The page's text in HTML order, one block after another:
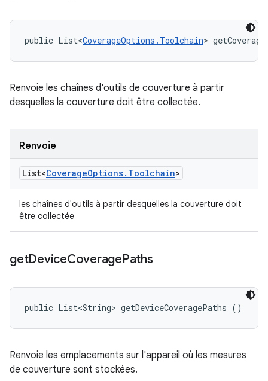
public List<CoverageOptions.Toolchain>
Renvoie les chaînes d'outils de couverture à partir
desquelles la couverture doit être collectée.
Renvoie
List<CoverageOptions. Toolchain>
les chaînes d'outils à partir desquelles la couverture doit
être collectée
getDeviceCoveragePaths
public List<String> getDeviceCoveragePaths ()
Renvoie les emplacements sur l'appareil où les mesures
de couverture sont stockées.